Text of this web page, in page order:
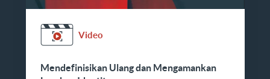
Video
Mendefinisikan Ulang dan Mengamankan